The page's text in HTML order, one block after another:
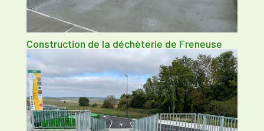
Construction de la déchèterie de Freneuse